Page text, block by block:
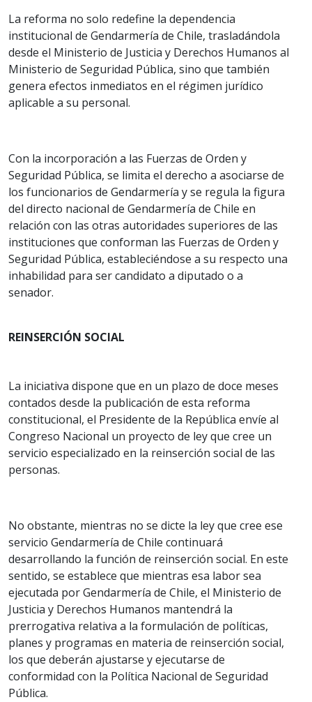
La reforma no solo redefine la dependencia
institucional de Gendarmería de Chile, trasladándola
desde el Ministerio de Justicia y Derechos Humanos al
Ministerio de Seguridad Pública, sino que también
genera efectos inmediatos en el régimen jurídico
aplicable a su personal.
Con la incorporación a las Fuerzas de Orden y
Seguridad Pública, se limita el derecho a asociarse de
los funcionarios de Gendarmería y se regula la figura
del directo nacional de Gendarmería de Chile en
relación con las otras autoridades superiores de las
instituciones que conforman las Fuerzas de Orden y
Seguridad Pública, estableciéndose a su respecto una
inhabilidad para ser candidato a diputado o a
senador.
REINSERCIÓN SOCIAL
La iniciativa dispone que en un plazo de doce meses
contados desde la publicación de esta reforma
constitucional, el Presidente de la República envíe al
Congreso Nacional un proyecto de ley que cree un
servicio especializado en la reinserción social de las
personas.
No obstante, mientras no se dicte la ley que cree ese
servicio Gendarmería de Chile continuará
desarrollando la función de reinserción social. En este
sentido, se establece que mientras esa labor sea
ejecutada por Gendarmería de Chile, el Ministerio de
Justicia y Derechos Humanos mantendrá la
prerrogativa relativa a la formulación de políticas,
planes y programas en materia de reinserción social,
los que deberán ajustarse y ejecutarse de
conformidad con la Política Nacional de Seguridad
Pública.